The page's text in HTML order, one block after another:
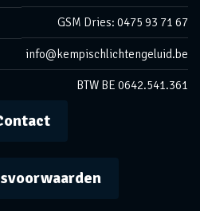
GSM Dries: 0475 93 71 67
info@kempischlichtengeluid.be
BTW BE 0642.541.361